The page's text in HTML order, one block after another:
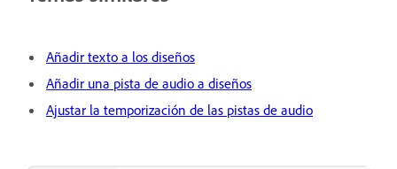
Añadir texto a los diseños
Añadir una pista de audio a diseños
Ajustar la temporización de las pistas de audio